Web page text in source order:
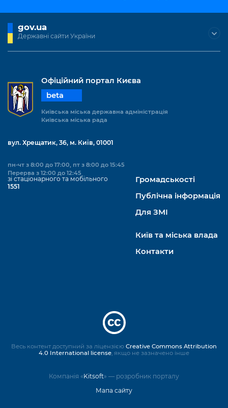
gov.ua
Державні сайти України
Офіційний портал Києва
beta
Київська міська державна адміністрація
Київська міська рада
вул. Хрещатик, 36, м. Київ, 01001
пн-чт з 8:00 до 17:00, пт з 8:00 до 15:45
Перерва з 12:00 до 12:45
зі стаціонарного та мобільного
1551
Громадськості
Публічна інформація
Для ЗМІ
Київ та міська влада
Контакти
Компанія «Kitsoft» — розробник порталу
Мапа сайту
Весь контент доступний за ліцензією Creative Commons Attribution
4.0 International license, якщо не зазначено інше